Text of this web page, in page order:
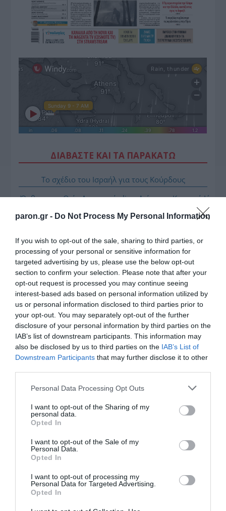
paron.gr - Do Not Process My Personal Information
If you wish to opt-out of the sale, sharing to third parties, or
processing of your personal or sensitive information for
targeted advertising by us, please use the below opt-out
section to confirm your selection. Please note that after your
opt-out request is processed you may continue seeing
interest-based ads based on personal information utilized by
us or personal information disclosed to third parties prior to
your opt-out. You may separately opt-out of the further
disclosure of your personal information by third parties on the
IAB’s list of downstream participants. This information may
also be disclosed by us to third parties on the IAB’s List of
Downstream Participants that may further disclose it to other
Please note that this website/app uses one or more Google
not limited to your visit or usage behaviour. You may click to
grant or deny consent to Google and its third-party tags to
use your data for below specified purposes in below Google
consent section.
Personal Data Processing Opt Outs
I want to opt-out of the Sharing of my
personal data.
Opted In
I want to opt-out of the Sale of my
Personal Data.
Opted In
I want to opt-out of processing my
Personal Data for Targeted Advertising.
Opted In
ΔΙΑΒΑΣΤΕ ΚΑΙ ΤΑ ΠΑΡΑΚΑΤΩ
Το σχέδιο του Ισραήλ για τους Κούρδους
Όρθρος και Θεία Λειτουργία live: Δείτε την Κυριακή Ι΄
Ματθαίου
για ΝΔ
Αντίστροφη μέτρηση για το Μπέρμιγχαμ 2026:
Ιστορική ελληνική παρουσία στο Ευρωπαϊκό Στίβου
Προβληματίζει το κύμα φυγής των συνταξιούχων
Ο καιρός των επομένων ημερών: Κανονικός
Αύγουστος με δυνατούς βοριάδες και σταδιακή
άνοδο της θερμοκρασίας
ΤΟ ΒΙΒΛΙΟ ΣΤΟ “Π”